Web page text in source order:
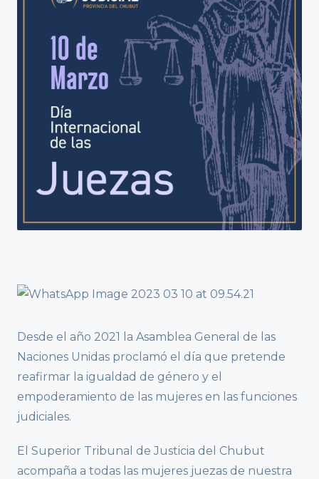
Desde el año 2021 la Asamblea General de las
Naciones Unidas proclamó el día que pretende
reafirmar la igualdad de género y el
empoderamiento de las mujeres en las funciones
judiciales.
El Superior Tribunal de Justicia del Chubut
acompaña a todas las mujeres juezas de nuestra